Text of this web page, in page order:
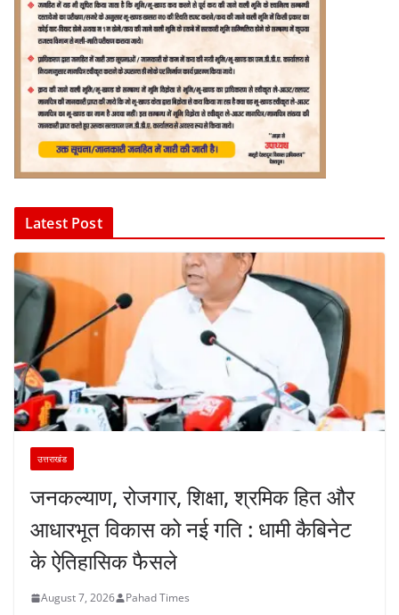
Latest Post
उत्तराखंड
जनकल्याण, रोजगार, शिक्षा, श्रमिक हित और
आधारभूत विकास को नई गति : धामी कैबिनेट
के ऐतिहासिक फैसले
August 7, 2026 Pahad Times